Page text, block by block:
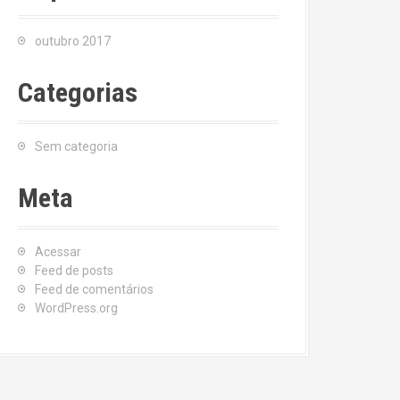
outubro 2017
Categorias
Sem categoria
Meta
Acessar
Feed de posts
Feed de comentários
WordPress.org